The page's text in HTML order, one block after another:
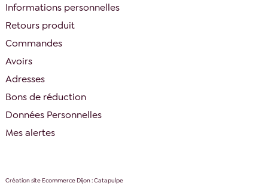
Informations personnelles
Retours produit
Commandes
Avoirs
Adresses
Bons de réduction
Données Personnelles
Mes alertes
Création site Ecommerce Dijon : Catapulpe